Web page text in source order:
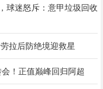
球迷怒斥：意甲垃圾回收
拉后防绝境迎救星
！正值巅峰回归阿超